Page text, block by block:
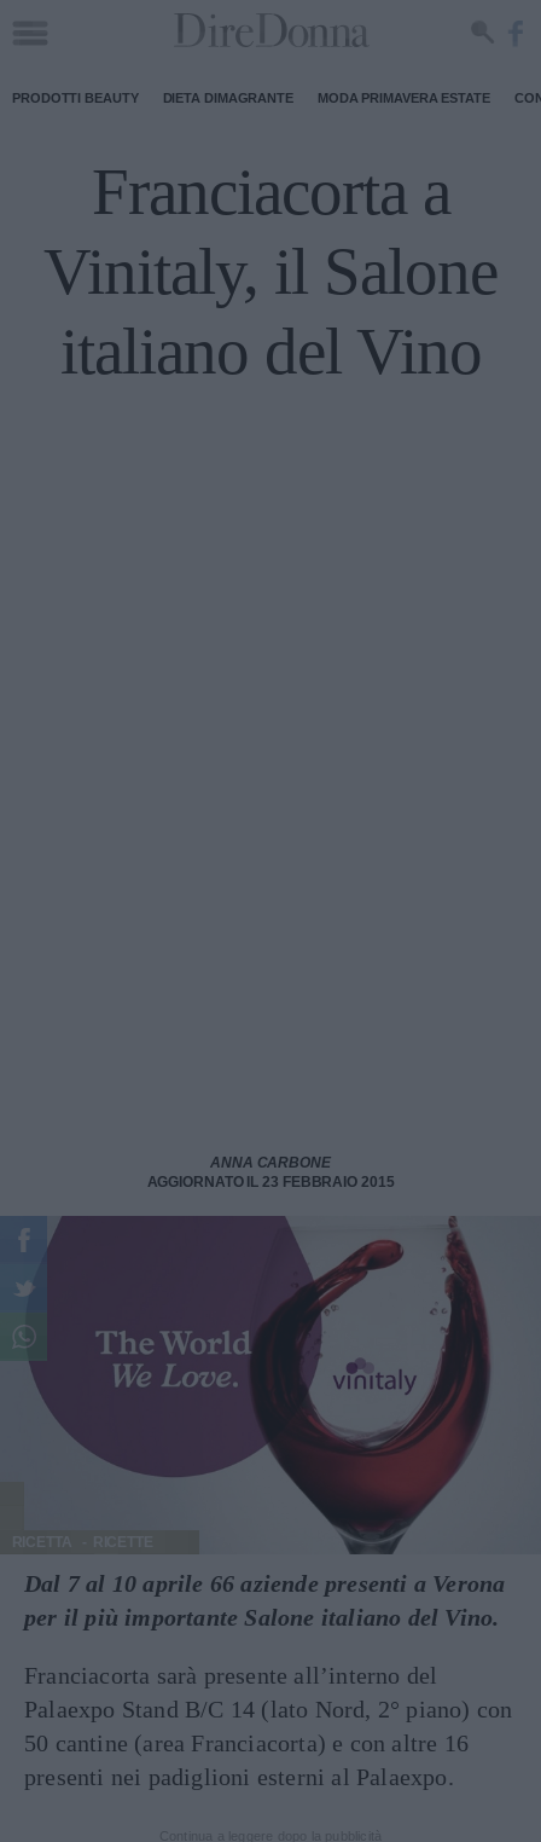
PRODOTTI BEAUTY DIETA DIMAGRANTE MODA PRIMAVERA ESTATE
Franciacorta a
Vinitaly, il Salone
italiano del Vino
ANNA CARBONE
AGGIORNATO IL 23 FEBBRAIO 2015
RICETTA
Dal 7 al 10 aprile 66 aziende presenti a Verona
per il più importante Salone italiano del Vino.
Franciacorta sarà presente all’interno del
Palaexpo Stand B/C 14 (lato Nord, 2° piano) con
50 cantine (area Franciacorta) e con altre 16
presenti nei padiglioni esterni al Palaexpo.